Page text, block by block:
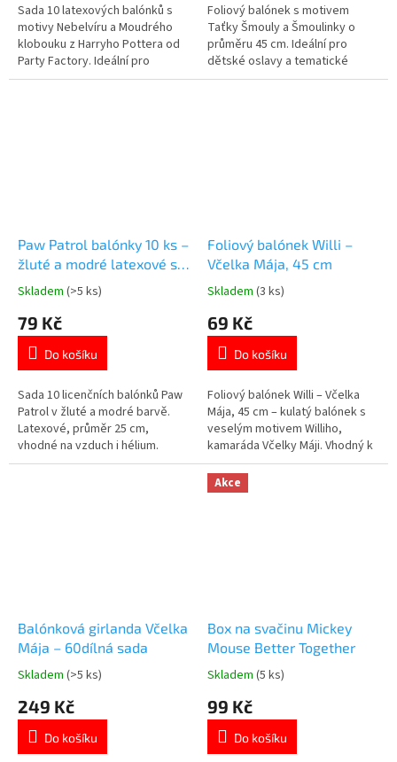
5
hvězdiček.
Sada 10 latexových balónků s
motivy Nebelvíru a Moudrého
klobouku z Harryho Pottera od
Party Factory. Ideální pro
tematické oslavy a párty.
5
hvězdiček.
Foliový balónek s motivem
Taťky Šmouly a Šmoulinky o
průměru 45 cm. Ideální pro
dětské oslavy a tematické
párty. 🎈
Paw Patrol balónky 10 ks –
žluté a modré latexové s
potiskem
Průměrné
produktu
5,0
5
hvězdiček.
Skladem (>5 ks)
79 Kč
Do košíku
Sada 10 licenčních balónků Paw
Patrol v žluté a modré barvě.
Latexové, průměr 25 cm,
vhodné na vzduch i hélium.
Ideální na dětské oslavy! 🎉🐾
Foliový balónek Willi –
Včelka Mája, 45 cm
Průměrné
produktu
5,0
5
hvězdiček.
Skladem (3 ks)
69 Kč
Do košíku
Foliový balónek Willi – Včelka
Mája, 45 cm – kulatý balónek s
veselým motivem Williho,
kamaráda Včelky Máji. Vhodný k
nafouknutí heliem nebo
vzduchem. 🐝🎈
Balónková girlanda Včelka
Mája – 60dílná sada
Průměrné
produktu
5,0
Skladem (>5 ks)
249 Kč
Do košíku
Akce
Box na svačinu Mickey
Mouse Better Together
Průměrné
produktu
5,0
Skladem (5 ks)
99 Kč
Do košíku